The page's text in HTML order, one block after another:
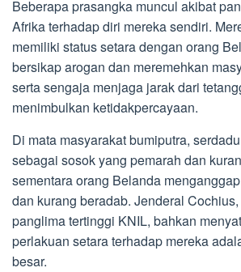
Beberapa prasangka muncul akibat
Afrika terhadap diri mereka sendiri.
memiliki status setara dengan orang
bersikap arogan dan meremehkan
serta sengaja menjaga jarak dari
menimbulkan ketidakpercayaan.
Di mata masyarakat bumiputra,
sebagai sosok yang pemarah dan
sementara orang Belanda
dan kurang beradab. Jenderal
panglima tertinggi KNIL, bahkan
perlakuan setara terhadap mereka
besar.